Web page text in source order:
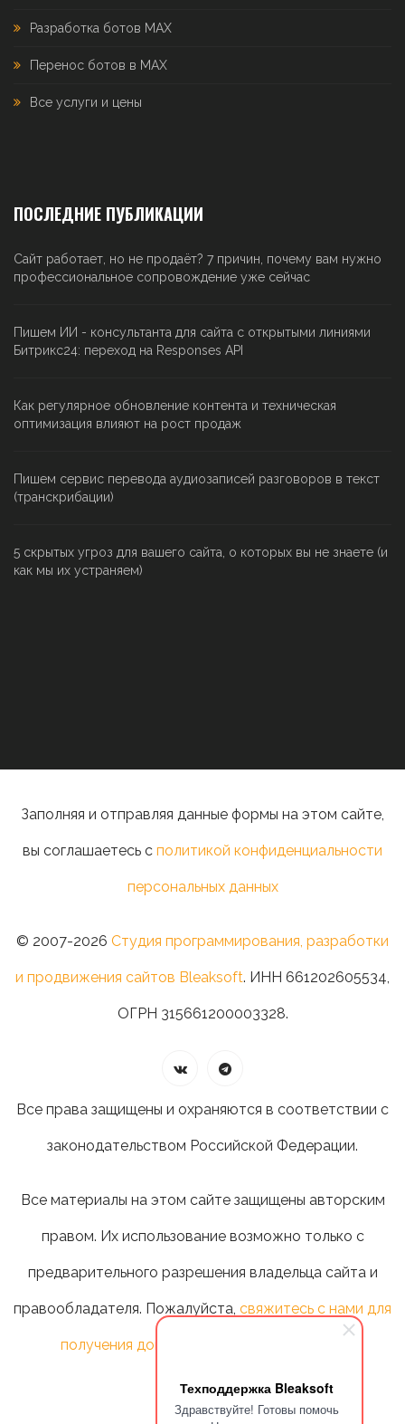
Техподдержка Bleaksoft
Здравствуйте! Готовы помочь
Разработка ботов MAX
Перенос ботов в MAX
Все услуги и цены
ПОСЛЕДНИЕ ПУБЛИКАЦИИ
Сайт работает, но не продаёт? 7 причин, почему вам нужно
профессиональное сопровождение уже сейчас
Пишем ИИ - консультанта для сайта с открытыми линиями
Битрикс24: переход на Responses API
Как регулярное обновление контента и техническая
оптимизация влияют на рост продаж
Пишем сервис перевода аудиозаписей разговоров в текст
(транскрибации)
5 скрытых угроз для вашего сайта, о которых вы не знаете (и
как мы их устраняем)
Заполняя и отправляя данные формы на этом сайте,
вы соглашаетесь с политикой конфиденциальности
персональных данных
© 2007-2026 Студия программирования, разработки
и продвижения сайтов Bleaksoft. ИНН 661202605534,
ОГРН 315661200003328.
Все права защищены и охраняются в соответствии с
законодательством Российской Федерации.
Все материалы на этом сайте защищены авторским
правом. Их использование возможно только с
предварительного разрешения владельца сайта и
правообладателя. Пожалуйста, свяжитесь с нами для
получения дополнительной информации